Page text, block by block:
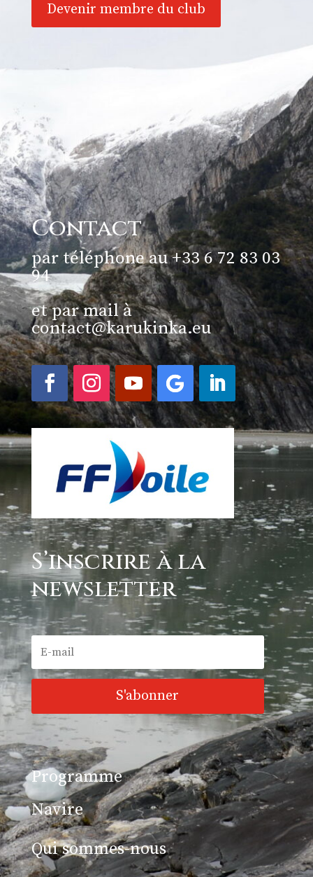
Devenir membre du club
Contact
par téléphone au +33 6 72 83 03
94
et par mail à
contact@karukinka.eu
S’inscrire à la
newsletter
S'abonner
Programme
Navire
Qui sommes-nous